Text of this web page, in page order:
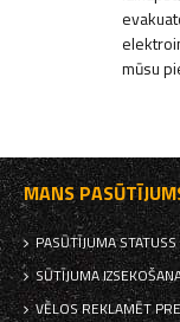
mūsu
MANS
PASŪTĪJUMA STATUSS
SŪTĪJUMA
VĒLOS REKLAMĒT